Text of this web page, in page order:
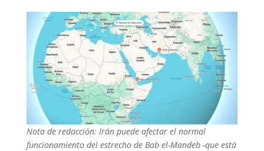
Nota de redacción: Irán puede afectar el normal
funcionamiento del estrecho de Bab el-Mandeb -que está